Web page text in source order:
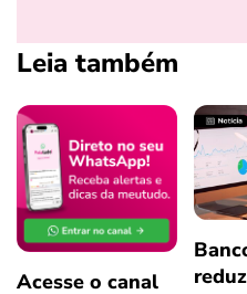
Leia também
Acesse o canal